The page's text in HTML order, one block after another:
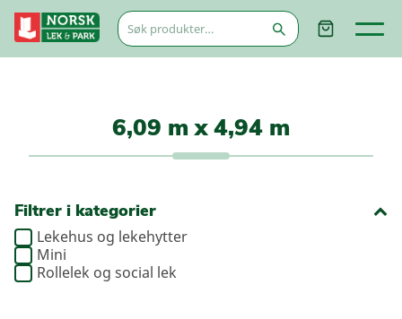
Søk
etter:
6,09 m x 4,94 m
Filtrer i kategorier
Lekehus og lekehytter
Mini
Rollelek og social lek